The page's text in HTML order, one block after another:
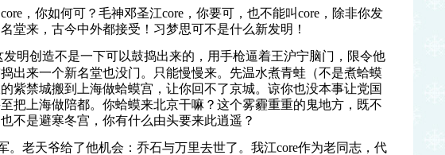
core，你如何可？毛神邓圣江core，你要可，也不能叫core，除非你发
堂来，古今中外都接受！习梦思可不是什么新发明！
发明创造不是一下可以鼓捣出来的，用手枪逼着王沪宁脑门，限令他
出来一个新名堂也没门。只能慢慢来。先温水煮青蛙（不是煮蛤蟆
紫禁城搬到上海做蛤蟆宫，让你回不了京城。谅你也没本事让党国
把上海做陪都。你蛤蟆来北京干嘛？这个雾霾重重的鬼地方，既不
不是避寒冬宫，你有什么由头要来此逍遥？
。老天爷给了他机会：乔石与万里去世了。我江core作为老同志，代